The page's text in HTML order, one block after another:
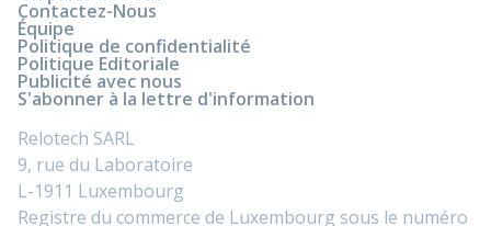
Contactez-Nous
Équipe
Politique de confidentialité
Politique Editoriale
Publicité avec nous
S'abonner à la lettre d'information
Relotech SARL
9, rue du Laboratoire
L-1911 Luxembourg
Registre du commerce de Luxembourg sous le numéro